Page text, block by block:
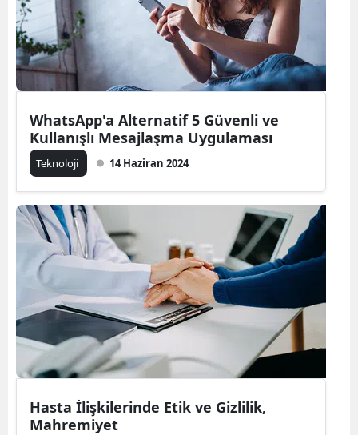
WhatsApp'a Alternatif 5 Güvenli ve
Kullanışlı Mesajlaşma Uygulaması
Teknoloji 14 Haziran 2024
Hasta İlişkilerinde Etik ve Gizlilik,
Mahremiyet